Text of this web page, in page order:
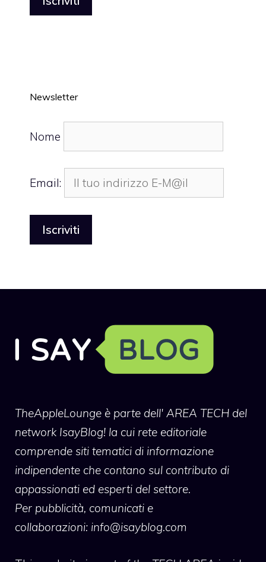
Newsletter
Nome
Email:
TheAppleLounge è parte dell' AREA TECH del
network IsayBlog! la cui rete editoriale
comprende siti tematici di informazione
indipendente che contano sul contributo di
appassionati ed esperti del settore.
Per pubblicità, comunicati e
collaborazioni: info@isayblog.com